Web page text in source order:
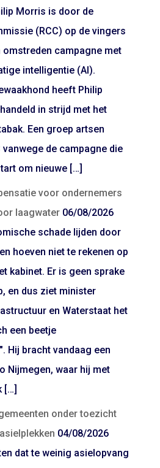
Morris is door de
(RCC) op de vingers
omstreden campagne met
intelligentie (AI).
heeft Philip
in strijd met het
Een groep artsen
vanwege de campagne die
om nieuwe […]
voor ondernemers
laagwater 06/08/2026
schade lijden door
hoeven niet te rekenen op
kabinet. Er is geen sprake
en dus ziet minister
en Waterstaat het
een beetje
Hij bracht vandaag een
Nijmegen, waar hij met
[…]
onder toezicht
04/08/2026
dat te weinig asielopvang